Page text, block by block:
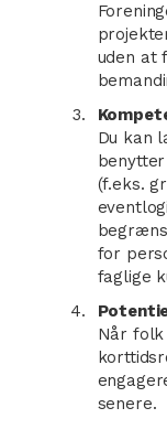
uden at
Du kan
(f.eks.
for
faglige
Når
senere.